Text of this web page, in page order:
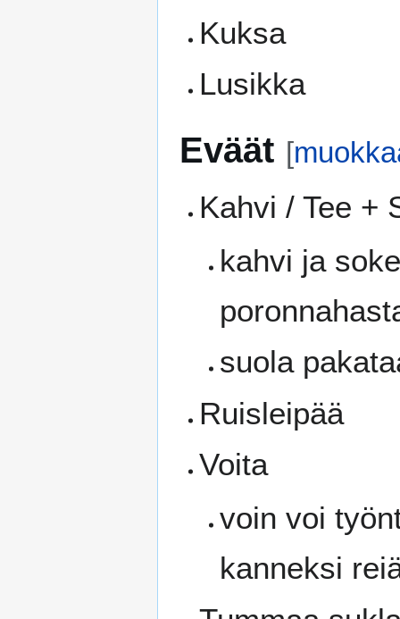
Kuksa
Lusikka
Eväät [
Kahvi / Tee +
kahvi ja
suola
Ruisleipää
Voita
voin voi
kanneksi